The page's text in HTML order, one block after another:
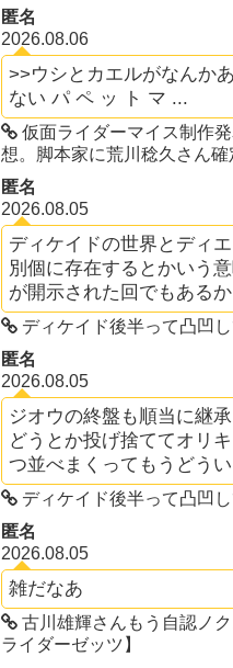
匿名
2026.08.06
>>ウシとカエルがなんか
ない パ ペ ッ ト マ ...
仮面ライダーマイス制作
想。脚本家に荒川稔久さん確
匿名
2026.08.05
ディケイドの世界とディ
別個に存在するとかいう
が開示された回でもある
ディケイド後半って凸凹
匿名
2026.08.05
ジオウの終盤も順当に継
どうとか投げ捨ててオリ
つ並べまくってもうどう
ディケイド後半って凸凹
匿名
2026.08.05
雑だなあ
古川雄輝さんもう自認ノ
ライダーゼッツ】